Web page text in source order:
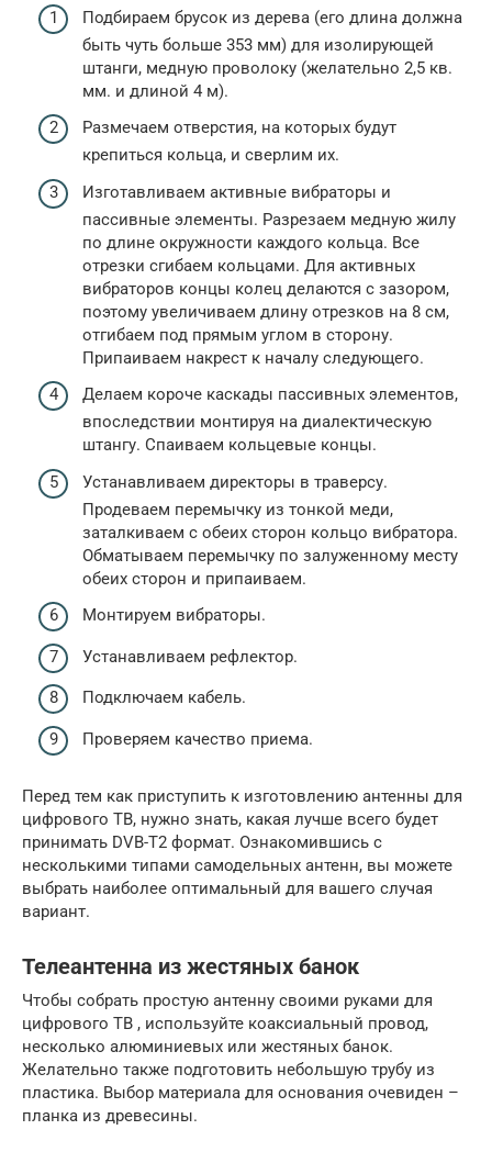
Подбираем брусок из дерева (его длина должна
быть чуть больше 353 мм) для изолирующей
штанги, медную проволоку (желательно 2,5 кв.
мм. и длиной 4 м).
Размечаем отверстия, на которых будут
крепиться кольца, и сверлим их.
Изготавливаем активные вибраторы и
пассивные элементы. Разрезаем медную жилу
по длине окружности каждого кольца. Все
отрезки сгибаем кольцами. Для активных
вибраторов концы колец делаются с зазором,
поэтому увеличиваем длину отрезков на 8 см,
отгибаем под прямым углом в сторону.
Припаиваем накрест к началу следующего.
Делаем короче каскады пассивных элементов,
впоследствии монтируя на диалектическую
штангу. Спаиваем кольцевые концы.
Устанавливаем директоры в траверсу.
Продеваем перемычку из тонкой меди,
заталкиваем с обеих сторон кольцо вибратора.
Обматываем перемычку по залуженному месту
обеих сторон и припаиваем.
Монтируем вибраторы.
Устанавливаем рефлектор.
Подключаем кабель.
Проверяем качество приема.
Перед тем как приступить к изготовлению антенны для
цифрового ТВ, нужно знать, какая лучше всего будет
принимать DVB-T2 формат. Ознакомившись с
несколькими типами самодельных антенн, вы можете
выбрать наиболее оптимальный для вашего случая
вариант.
Телеантенна из жестяных банок
Чтобы собрать простую антенну своими руками для
цифрового ТВ , используйте коаксиальный провод,
несколько алюминиевых или жестяных банок.
Желательно также подготовить небольшую трубу из
пластика. Выбор материала для основания очевиден –
планка из древесины.